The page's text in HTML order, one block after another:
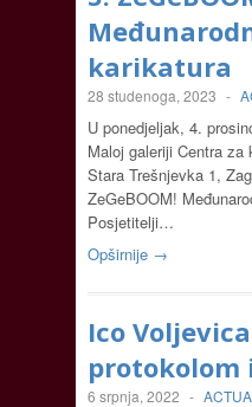
karikatura
28 studenoga, 2023 -
U ponedjeljak, 4.
Maloj galeriji Centra za
Stara Trešnjevka 1,
ZeGeBOOM!
Posjetitelji…
Opširnije →
Ico
protokolom
6 srpnja, 2022 -